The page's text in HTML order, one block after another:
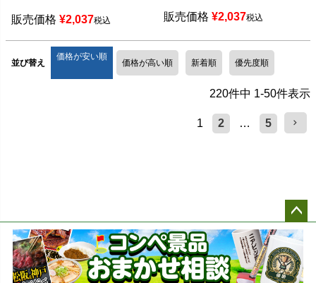
販売価格 ¥2,037税込 販売価格 ¥2,037税込
並び替え
価格が安い順
価格が高い順 新着順 優先度順
220件中 1-50件表示
1 2 … 5
ペー
ジト
ップ